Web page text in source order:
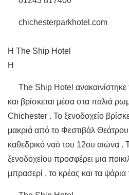
chichesterparkhotel.com
Η The Ship Hotel
Η
The Ship Hotel ανακαινίστηκε
και βρίσκεται μέσα στα παλιά
Chichester . Το ξενοδοχείο
μακριά από το Φεστιβάλ
καθεδρικό ναό του 12ου αιώνα
ξενοδοχείου προσφέρει μια
μπρασερί , το κρέας και τα ψάρια